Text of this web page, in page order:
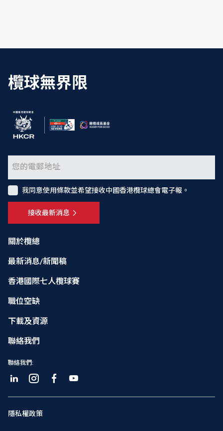
欖球無界限
關於欖總
最新消息/新聞稿
香港國際七人欖球賽
職位空缺
下載及資源
聯絡我們
聯絡我們:
接收最新消息
我同意使用條款並希望接收中國香港欖球總會電子報。
隱私權政策